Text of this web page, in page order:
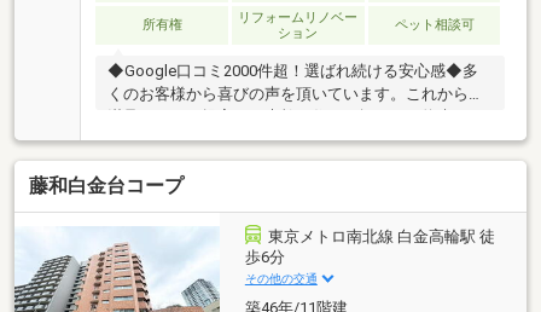
所有権
リフォームリノベー
ション
ペット相談可
◆Google口コミ2000件超！選ばれ続ける安心感◆多
くのお客様から喜びの声を頂いています。これからも
す。◆購入はゴールではなく幸せな未来へのスタート
◆住み始めてからの不安や悩みも、TOHO HOUSE
CLUBが将来サポート。お客様一人ひとりの安心を守る
ため、いつもずっと人生に寄り添い、豊かな未来を支
え続けます。◆ローン相談大歓迎！頭金0円からの購
入も可能◆将来のライフイベントを見据え、無理のな
い資金計画をプロがアドバイス。お問合せは【資料請
求】又は【フリーダイヤル】へお気軽にお問い合わせ
藤和白金台コープ
東京メトロ南北線 白金高輪駅 徒
歩6分
その他の交通
築46年/11階建